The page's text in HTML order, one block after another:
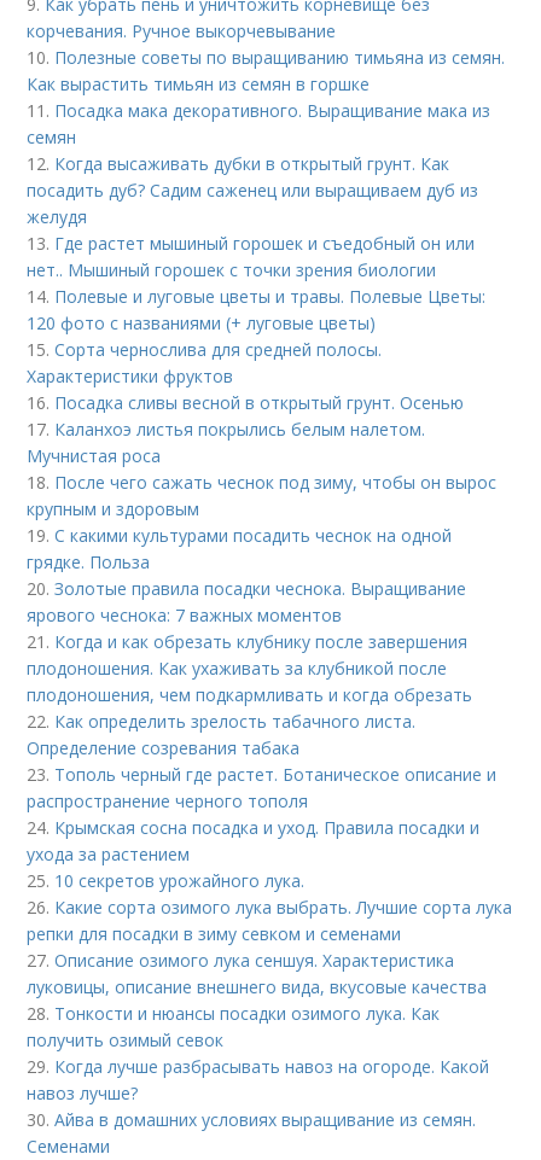
корчевания. Ручное выкорчевывание
10. Полезные советы по выращиванию тимьяна из семян.
Как вырастить тимьян из семян в горшке
11. Посадка мака декоративного. Выращивание мака из
семян
12. Когда высаживать дубки в открытый грунт. Как
посадить дуб? Садим саженец или выращиваем дуб из
желудя
13. Где растет мышиный горошек и съедобный он или
нет.. Мышиный горошек с точки зрения биологии
14. Полевые и луговые цветы и травы. Полевые Цветы:
120 фото с названиями (+ луговые цветы)
15.Сорта чернослива для средней полосы.
Характеристики фруктов
16. Посадка сливы весной в открытый грунт. Осенью
17. Каланхоэ листья покрылись белым налетом.
Мучнистая роса
18. После чего сажать чеснок под зиму, чтобы он вырос
крупным и здоровым
19.С какими культурами посадить чеснок на одной
грядке. Польза
20.Золотые правила посадки чеснока. Выращивание
ярового чеснока: 7 важных моментов
21. Когда и как обрезать клубнику после завершения
плодоношения. Как ухаживать за клубникой после
плодоношения, чем подкармливать и когда обрезать
22. Как определить зрелость табачного листа.
Определение созревания табака
23. Тополь черный где растет. Ботаническое описание и
распространение черного тополя
24. Крымская сосна посадка и уход. Правила посадки и
ухода за растением
25. 10 секретов урожайного лука.
26. Какие сорта озимого лука выбрать. Лучшие сорта лука
репки для посадки в зиму севком и семенами
27.Описание озимого лука сеншуя. Характеристика
луковицы, описание внешнего вида, вкусовые качества
28. Тонкости и нюансы посадки озимого лука. Как
получить озимый севок
29. Когда лучше разбрасывать навоз на огороде. Какой
навоз лучше?
30.Айва в домашних условиях выращивание из семян.
Семенами